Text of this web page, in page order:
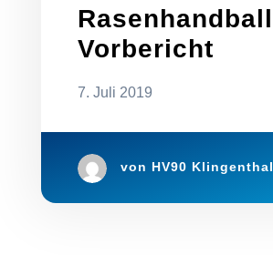
Rasenhandball
Vorbericht
7. Juli 2019
von HV90 Klingenthal